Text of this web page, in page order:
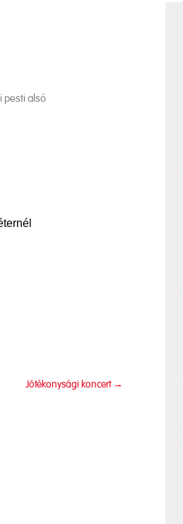
pesti alsó
Jótékonysági koncert→